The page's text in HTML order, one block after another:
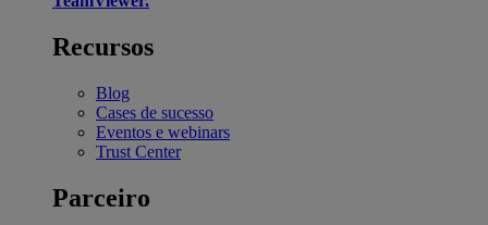
Recursos
Blog
Cases de sucesso
Eventos e webinars
Trust Center
Parceiro